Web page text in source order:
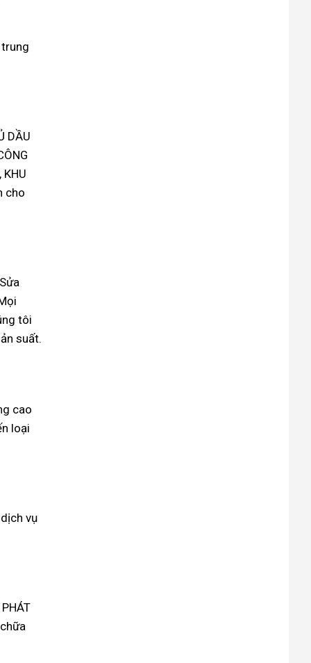
DẦU
KHU
cho
tôi
suất.
cao
loại
vụ